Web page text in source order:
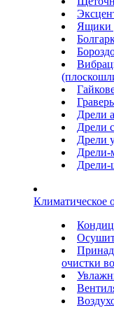
Ящики
Дрели
Дрели
Дрели
Дрели-
Дрели-
Климатическое
очистки